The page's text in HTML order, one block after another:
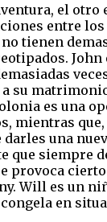
el otro
entre los
tienen
John
su
es una
mientras
una
que siempre
provoca
Will es un
en